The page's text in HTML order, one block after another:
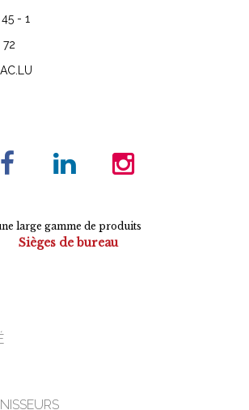
- 1
72
large gamme de produits
Sièges de bureau